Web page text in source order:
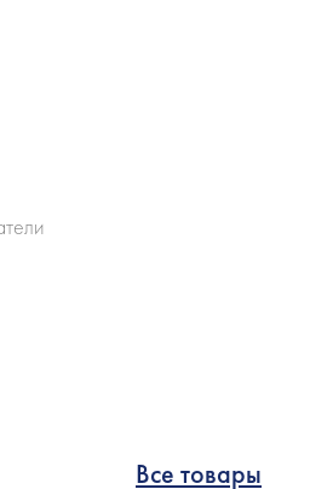
Все товары